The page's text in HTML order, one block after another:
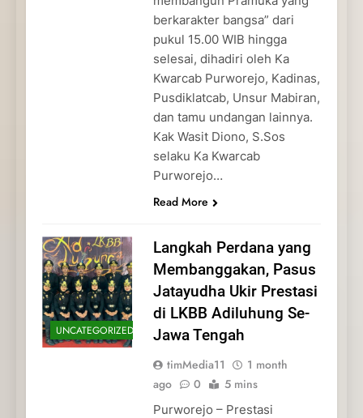
berkarakter bangsa” dari
pukul 15.00 WIB hingga
selesai, dihadiri oleh Ka
Kwarcab Purworejo, Kadinas,
Pusdiklatcab, Unsur Mabiran,
dan tamu undangan lainnya.
Kak Wasit Diono, S.Sos
selaku Ka Kwarcab
Purworejo…
Read More
UNCATEGORIZED
Langkah Perdana yang
Membanggakan, Pasus
Jatayudha Ukir Prestasi
di LKBB Adiluhung Se-
Jawa Tengah
timMedia11
1 month
ago
0 5 mins
Purworejo – Prestasi